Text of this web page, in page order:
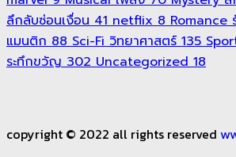
ลึกลับซ่อนเงื่อน 41 netflix 8 Romance
แมนติก 88 Sci-Fi วิทยาศาสตร์ 135
ระทึกขวัญ 302 Uncategorized 18
copyright © 2022 all rights reserved